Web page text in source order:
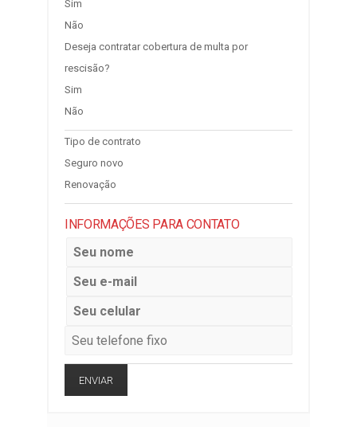
Sim
Não
Deseja contratar cobertura de multa por
rescisão?
Sim
Não
Tipo de contrato
Seguro novo
Renovação
INFORMAÇÕES PARA CONTATO
ENVIAR